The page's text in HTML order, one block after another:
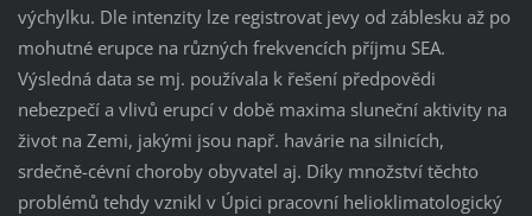
výchylku. Dle intenzity lze registrovat jevy od záblesku až po
mohutné erupce na různých frekvencích příjmu SEA.
Výsledná data se mj. používala k řešení předpovědi
nebezpečí a vlivů erupcí v době maxima sluneční aktivity na
život na Zemi, jakými jsou např. havárie na silnicích,
srdečně-cévní choroby obyvatel aj. Díky množství těchto
problémů tehdy vznikl v Úpici pracovní helioklimatologický